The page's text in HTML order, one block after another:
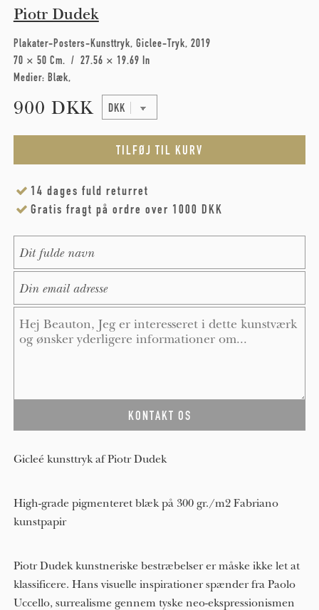
Piotr Dudek
Plakater-Posters-Kunsttryk Giclee-Tryk 2019
70 × 50 Cm
27.56 × 19.69 In
Medier: Blæk
900 DKK
14 dages fuld returret
Gratis fragt på ordre over 1000 DKK
Gicleé kunsttryk af Piotr Dudek
High-grade pigmenteret blæk på 300 gr./m2 Fabriano
kunstpapir
Piotr Dudek kunstneriske bestræbelser er måske ikke let at
klassificere. Hans visuelle inspirationer spænder fra Paolo
Uccello, surrealisme gennem tyske neo-ekspressionismen